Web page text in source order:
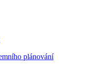
plánování